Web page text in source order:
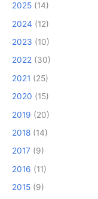
2025 (14)
2024 (12)
2023 (10)
2022 (30)
2021 (25)
2020 (15)
2019 (20)
2018 (14)
2017 (9)
2016 (11)
2015 (9)